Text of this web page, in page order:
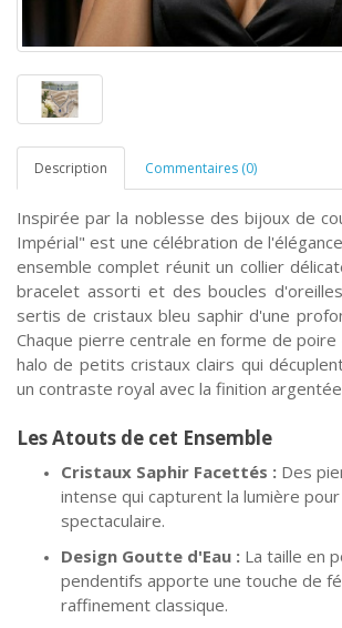
Description Commentaires (0)
Inspirée par la noblesse des bijoux de
Impérial" est une célébration de
ensemble complet réunit un collier
bracelet assorti et des boucles
sertis de cristaux bleu saphir d'une
Chaque pierre centrale en forme de
halo de petits cristaux clairs qui
un contraste royal avec la finition
Les Atouts de cet Ensemble
Cristaux Saphir Facettés : Des
intense qui capturent la lumière
spectaculaire.
Design Goutte d'Eau : La taille en
pendentifs apporte une touche de
raffinement classique.